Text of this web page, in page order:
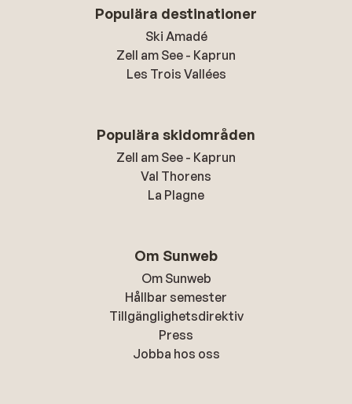
Populära destinationer
Ski Amadé
Zell am See - Kaprun
Les Trois Vallées
Populära skidområden
Zell am See - Kaprun
Val Thorens
La Plagne
Om Sunweb
Om Sunweb
Hållbar semester
Tillgänglighetsdirektiv
Press
Jobba hos oss